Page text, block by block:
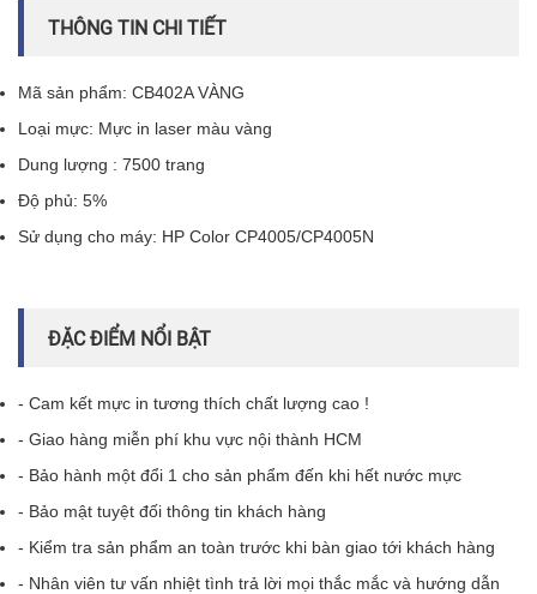
THÔNG TIN CHI TIẾT
Mã sản phẩm: CB402A VÀNG
Loại mực: Mực in laser màu vàng
Dung lượng : 7500 trang
Độ phủ: 5%
Sử dụng cho máy: HP Color CP4005/CP4005N
ĐẶC ĐIỂM NỔI BẬT
- Cam kết mực in tương thích chất lượng cao !
- Giao hàng miễn phí khu vực nội thành HCM
- Bảo hành một đổi 1 cho sản phẩm đến khi hết nước mực
- Bảo mật tuyệt đối thông tin khách hàng
- Kiểm tra sản phẩm an toàn trước khi bàn giao tới khách hàng
- Nhân viên tư vấn nhiệt tình trả lời mọi thắc mắc và hướng dẫn